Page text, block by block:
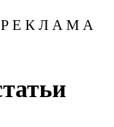
Р Е К Л А М А